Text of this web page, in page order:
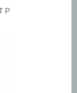
Р